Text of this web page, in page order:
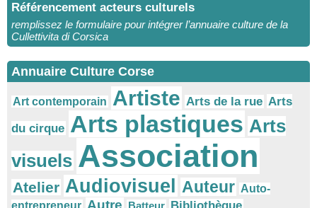
Référencement acteurs culturels
remplissez le formulaire pour intégrer l’annuaire culture de la
Cullettivita di Corsica
Annuaire Culture Corse
Art contemporain Artiste Arts de la rue Arts
du cirque Arts plastiques Arts
visuels Association
Atelier Audiovisuel Auteur Auto-